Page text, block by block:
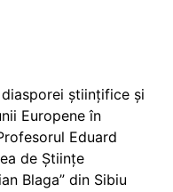
științifice și
Europene în
Eduard
de Științe
Blaga” din Sibiu